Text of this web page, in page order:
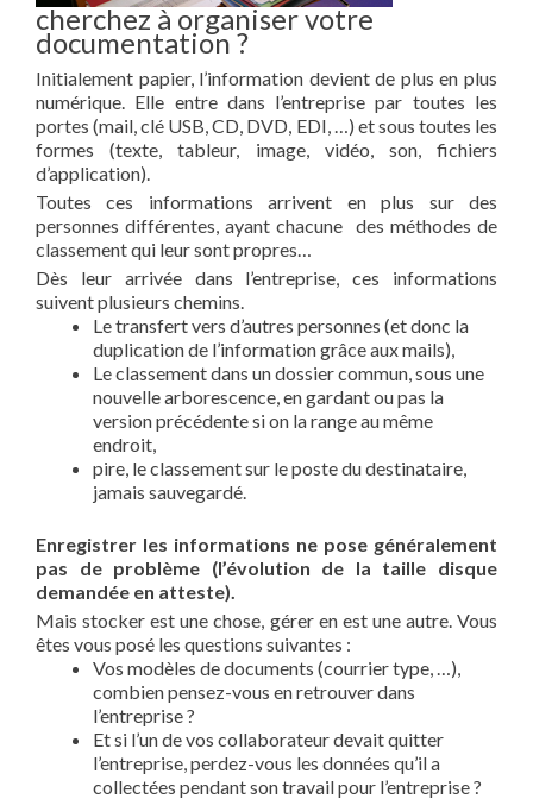
cherchez à organiser votre
documentation ?
Initialement papier, l’information devient de plus en plus
numérique. Elle entre dans l’entreprise par toutes les
portes (mail, clé USB, CD, DVD, EDI, …) et sous toutes les
formes (texte, tableur, image, vidéo, son, fichiers
d’application).
Toutes ces informations arrivent en plus sur des
personnes différentes, ayant chacune des méthodes de
classement qui leur sont propres…
Dès leur arrivée dans l’entreprise, ces informations
suivent plusieurs chemins.
Le transfert vers d’autres personnes (et donc la
duplication de l’information grâce aux mails),
Le classement dans un dossier commun, sous une
nouvelle arborescence, en gardant ou pas la
version précédente si on la range au même
endroit,
pire, le classement sur le poste du destinataire,
jamais sauvegardé.
Enregistrer les informations ne pose généralement
pas de problème (l’évolution de la taille disque
demandée en atteste).
Mais stocker est une chose, gérer en est une autre. Vous
êtes vous posé les questions suivantes :
Vos modèles de documents (courrier type, …),
combien pensez-vous en retrouver dans
l’entreprise ?
Et si l’un de vos collaborateur devait quitter
l’entreprise, perdez-vous les données qu’il a
collectées pendant son travail pour l’entreprise ?